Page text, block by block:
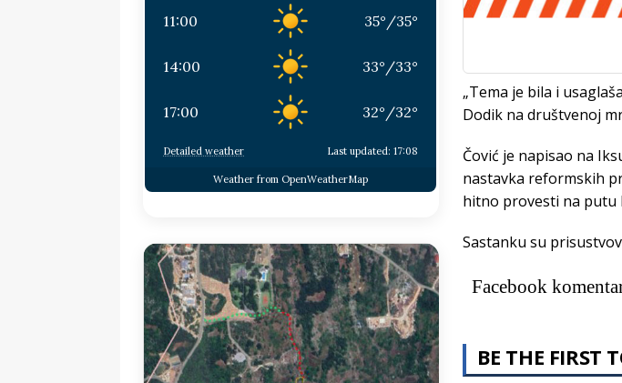
„Tema je bila i
Dodik na društvenoj
Čović je napisao na
nastavka reformskih
hitno provesti na putu
Sastanku su
Facebook
BE THE FIRST
11:00 35° /35°
14:00 33° /33°
17:00 32° /32°
Detailed weather Last updated: 17:08
Weather from OpenWeatherMap